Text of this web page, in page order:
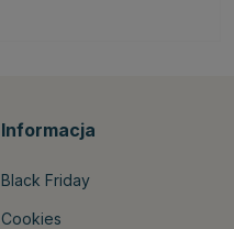
Informacja
Black Friday
Cookies